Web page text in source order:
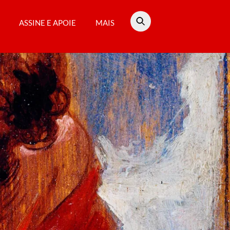
ASSINE E APOIE MAIS